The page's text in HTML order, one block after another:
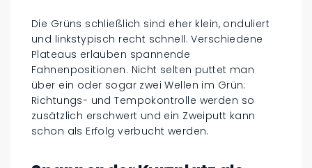
Die Grüns schließlich sind eher klein, onduliert
und linkstypisch recht schnell. Verschiedene
Plateaus erlauben spannende
Fahnenpositionen. Nicht selten puttet man
über ein oder sogar zwei Wellen im Grün:
Richtungs- und Tempokontrolle werden so
zusätzlich erschwert und ein Zweiputt kann
schon als Erfolg verbucht werden.